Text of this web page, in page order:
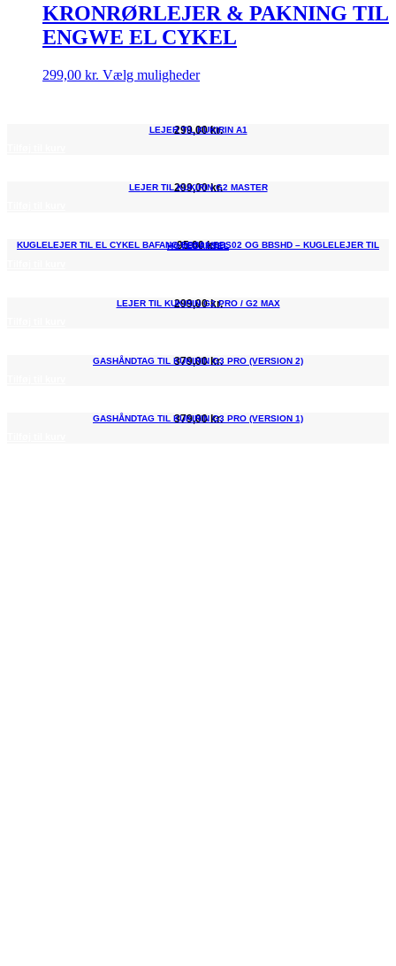
KRONRØRLEJER & PAKNING TIL
ENGWE EL CYKEL
299,00 kr. Vælg mulighederDette
varianter.
vælges
299,00kr.
LEJER TIL KUKIRIN A1
299,00kr.
LEJER TIL KUKIRIN G2 MASTER
95,00kr.
KUGLELEJER TIL EL CYKEL BAFANG BBS01/BBS02 OG BBSHD – KUGLELEJER TIL HOVEDAKSEL
299,00kr.
LEJER TIL KUKIRIN G2 PRO / G2 MAX
379,00kr.
GASHÅNDTAG TIL KUKIRIN G3 PRO (VERSION 2)
379,00kr.
GASHÅNDTAG TIL KUKIRIN G3 PRO (VERSION 1)